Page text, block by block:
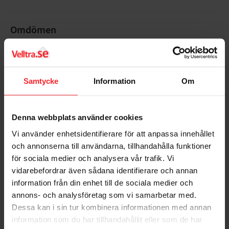
Samtycke Information Om
Denna webbplats använder cookies
Vi använder enhetsidentifierare för att anpassa innehållet
och annonserna till användarna, tillhandahålla funktioner
för sociala medier och analysera vår trafik. Vi
vidarebefordrar även sådana identifierare och annan
information från din enhet till de sociala medier och
annons- och analysföretag som vi samarbetar med.
Dessa kan i sin tur kombinera informationen med annan
information som du har tillhandahållit eller som de har
Med termisk isolering: Nej
Min. medietemperatur (kontinuerlig): 0 °C
Nyckelvidd: 0 mm
Nyckelvidd mutter: 0 mm
Pressprofil anslutning 2: Universal
QA-märkt gas: Nej
UL-märkt: Nej
Utvändig rördiameter anslutning 2: 25 mm
VdS-märkt: Nej
Ytskydd anslutning 1: Obehandlad
Ytskydd anslutning 2: Obehandlad
Zeta-värde (motståndstal): 0
ROHS: Nej
REACH: Nej
Food contact material: Nej
Omdömen
Bli den första att lämna ett omdöme.
Populära produkter